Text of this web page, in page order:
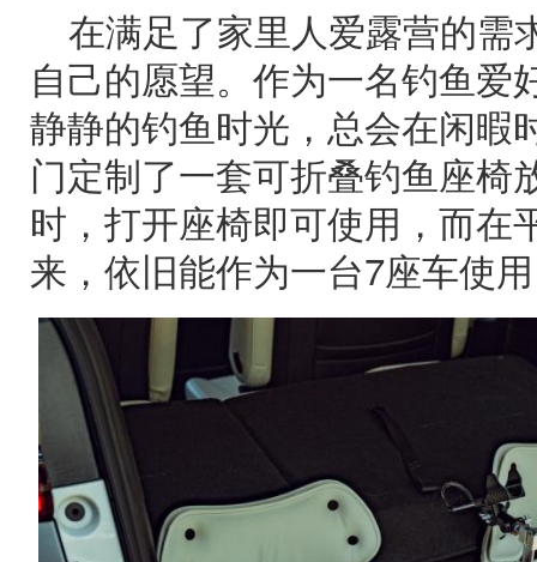
在满足了家里人爱露营的需
自己的愿望。作为一名钓鱼爱
静静的钓鱼时光，总会在闲暇
门定制了一套可折叠钓鱼座椅
时，打开座椅即可使用，而在
来，依旧能作为一台7座车使